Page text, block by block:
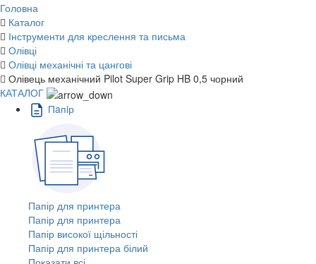
Головна
Каталог
Інструменти для креслення та письма
Олівці
Олівці механічні та цангові
Олівець механічний Pilot Super Grip HB 0,5 чорний
КАТАЛОГ
Пaпiр
Папір для принтера
Папір для принтера
Папір високої щільності
Папір для принтера білий